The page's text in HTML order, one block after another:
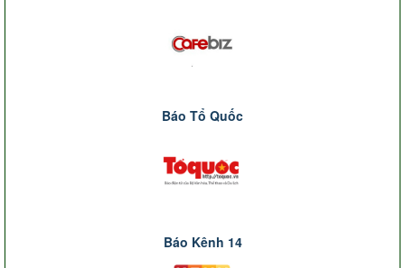
Báo Tổ Quốc
Báo Kênh 14